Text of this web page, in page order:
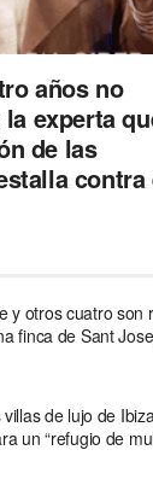
años no
experta
de las
contra
y otros cuatro son
finca de Sant
de lujo de
un “refugio de